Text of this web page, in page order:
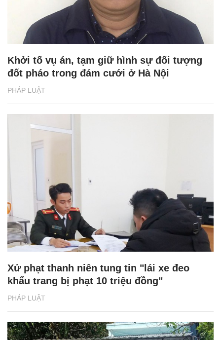
PHÁP LUẬT
Khởi tố vụ án, tạm giữ hình sự đối tượng
đốt pháo trong đám cưới ở Hà Nội
PHÁP LUẬT
Xử phạt thanh niên tung tin "lái xe đeo
khẩu trang bị phạt 10 triệu đồng"